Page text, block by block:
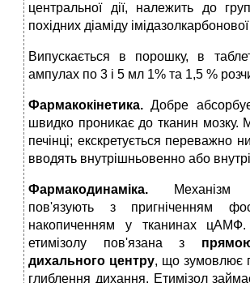
центральної дії, належить до
похідних діаміду
Випускається в порошку, в
ампулах по 3 і 5 мл 1% та 1,5 %
Фармакокінетика. Добре
швидко проникає до тканин мозку.
печінці; екскретується переважно
вводять внутрішньовенно або
Фармакодинаміка. Механізм
пов'язують з пригніченням
накопиченням у тканинах
етимізолу пов'я­зана з
дихального центру, що зумовлює
глиблення дихання. Етимізол